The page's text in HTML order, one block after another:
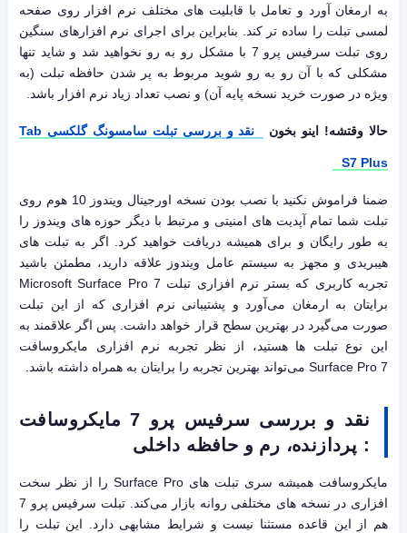
به ارمغان آورد و تعامل با قابلیت های مختلف نرم افزار روی صفحه
لمسی تبلت را ساده تر کند. بنابراین برای اجرای نرم افزارهای سنگین
روی تبلت سرفیس پرو 7 با مشکل رو به رو نخواهید شد و شاید تنها
مشکلی که با آن رو به رو شوید مربوط به پر شدن حافظه تبلت (به
ویژه در صورت خرید نسخه پایه آن) و نصب تعداد زیاد نرم افزار باشد.
حالا وقتشه! اینو بخون نقد و بررسی تبلت سامسونگ گلکسی Tab
S7 Plus
ضمنا فراموش نکنید با نصب بودن نسخه اورجینال ویندوز 10 هوم روی
تبلت شما تمام آپدیت های امنیتی و مرتبط با دیگر حوزه های ویندوز را
به طور رایگان و برای همیشه دریافت خواهید کرد. اگر به تبلت های
هیبریدی و مجهز به سیستم عامل ویندوز علاقه دارید، مطمئن باشید
تجربه کاربری که بستر نرم افزاری تبلت Microsoft Surface Pro 7
برایتان به ارمغان می‌آورد و پشتیبانی نرم افزاری که از این تبلت
صورت می‌گیرد در بهترین سطح قرار خواهد داشت. پس اگر علاقمند به
این نوع تبلت ها هستید، از نظر تجربه نرم افزاری مایکروسافت
Surface Pro 7 می‌تواند بهترین تجربه را برایتان به همراه داشته باشد.
نقد و بررسی سرفیس پرو 7 مایکروسافت
: پردازنده، رم و حافظه داخلی
مایکروسافت همیشه سری تبلت های Surface Pro را از نظر سخت
افزاری در نسخه های مختلفی روانه بازار می‌کند. تبلت سرفیس پرو 7
هم از این قاعده مستثنا نیست و شرایط مشابهی دارد. این تبلت را